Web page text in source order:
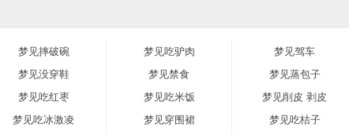
梦见摔破碗 梦见吃驴肉 梦见驾车
梦见没穿鞋 梦见禁食 梦见蒸包子
梦见吃红枣 梦见吃米饭 梦见削皮 剥皮
梦见吃冰激凌 梦见穿围裙 梦见吃桔子